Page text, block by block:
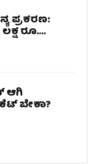
ಪ್ರಕರಣ:
ರೂ....
ಆಗಿ
ಬೇಕಾ?